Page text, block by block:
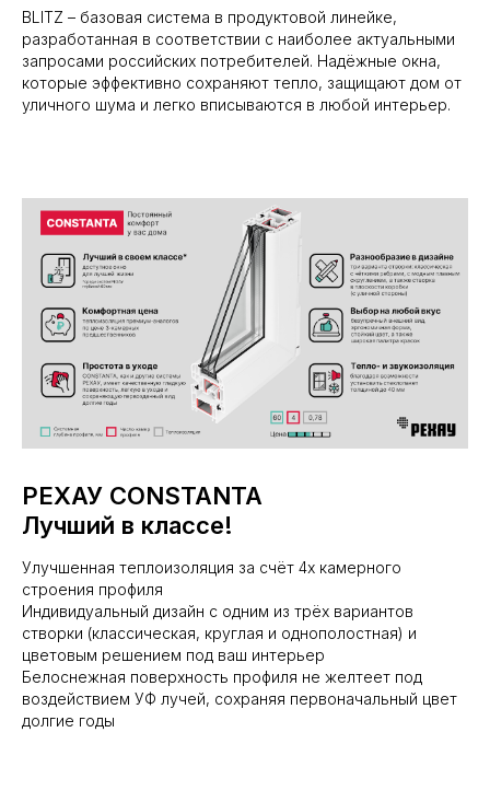
BLITZ – базовая система в продуктовой линейке,
разработанная в соответствии с наиболее актуальными
запросами российских потребителей. Надёжные окна,
которые эффективно сохраняют тепло, защищают дом от
уличного шума и легко вписываются в любой интерьер.
РЕХАУ CONSTANTA
Лучший в классе!
Улучшенная теплоизоляция за счёт 4х камерного
строения профиля
Индивидуальный дизайн с одним из трёх вариантов
створки (классическая, круглая и однополостная) и
цветовым решением под ваш интерьер
Белоснежная поверхность профиля не желтеет под
воздействием УФ лучей, сохраняя первоначальный цвет
долгие годы